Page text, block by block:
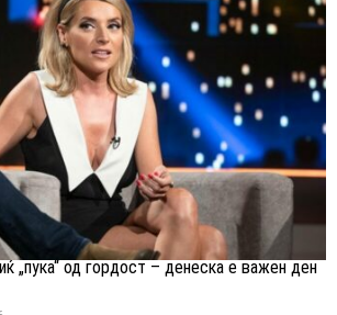
„пука“ од гордост – денеска е важен ден